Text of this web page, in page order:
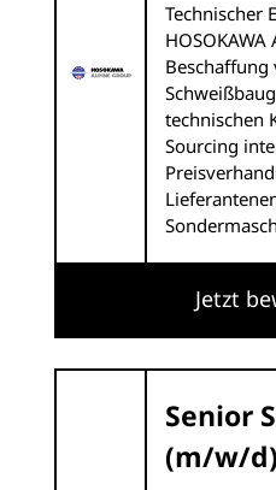
Technischer
Beschaffung
technischen
Sourcing
Jetzt
Senior
(m/w/